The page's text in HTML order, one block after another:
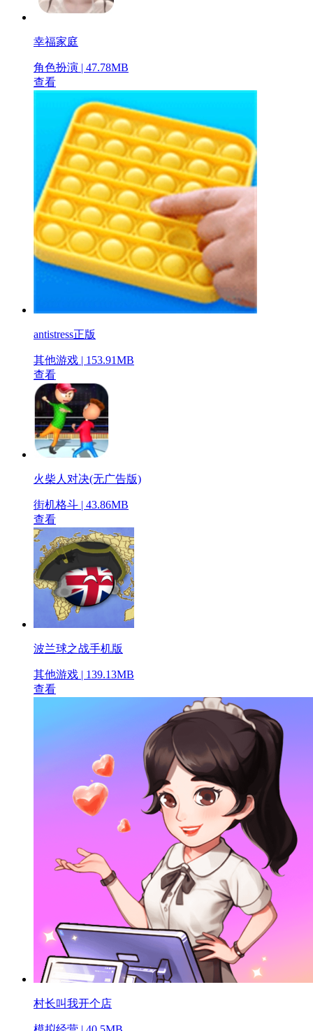
幸福家庭
角色扮演 | 47.78MB
查看
antistress正版
其他游戏 | 153.91MB
查看
火柴人对决(无广告版)
街机格斗 | 43.86MB
查看
波兰球之战手机版
其他游戏 | 139.13MB
查看
村长叫我开个店